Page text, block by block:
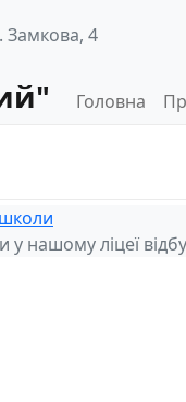
Замкова, 4
Головна
нашому ліцеї